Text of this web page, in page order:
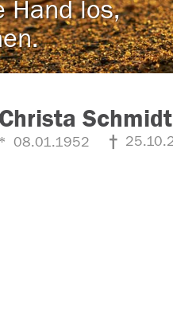
Hand los,
Christa
08.01.1952